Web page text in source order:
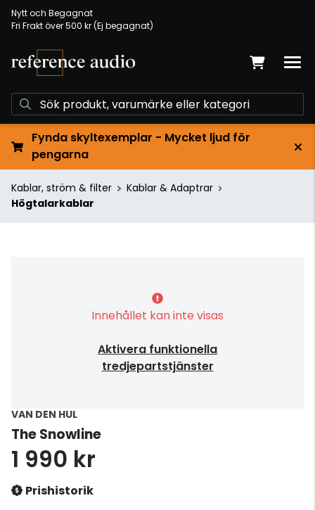
Nytt och Begagnat
Fri Frakt över 500 kr (Ej begagnat)
Fynda skyltexemplar - Mycket ljud för
pengarna
Kablar, ström & filter
Kablar & Adaptrar
Högtalarkablar
Innehållet kan inte visas
Aktivera funktionella
tredjepartstjänster
VAN DEN HUL
The Snowline
1 990 kr
Prishistorik